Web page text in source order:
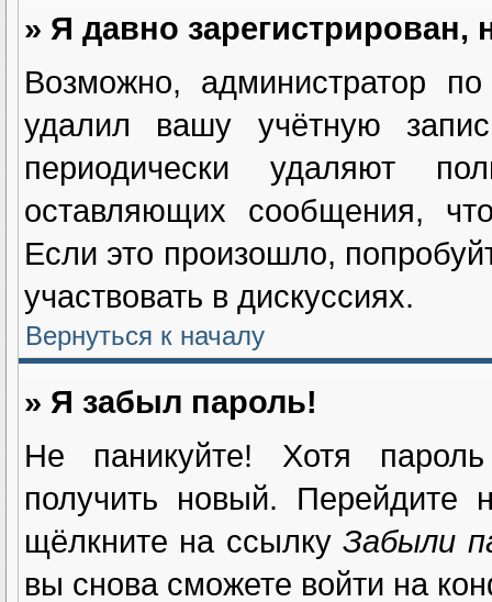
» Я давно
Возможно, администратор
удалил вашу учётную
периодически удаляют
оставляющих сообщения,
Если это произошло,
участвовать в дискуссиях.
Вернуться к началу
» Я забыл пароль!
Не паникуйте! Хотя
получить новый. Перейдите
щёлкните на ссылкуЗабыли
вы снова сможете войти на